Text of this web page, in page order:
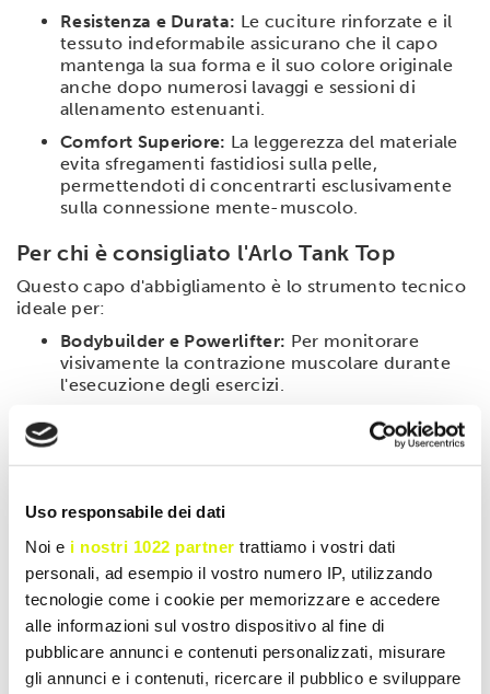
Uso responsabile dei dati
Noi e i nostri 1022 partner trattiamo i vostri dati
personali, ad esempio il vostro numero IP, utilizzando
tecnologie come i cookie per memorizzare e accedere
alle informazioni sul vostro dispositivo al fine di
pubblicare annunci e contenuti personalizzati, misurare
gli annunci e i contenuti, ricercare il pubblico e sviluppare
Resistenza e Durata: Le cuciture rinforzate e il
tessuto indeformabile assicurano che il capo
mantenga la sua forma e il suo colore originale
anche dopo numerosi lavaggi e sessioni di
allenamento estenuanti.
Comfort Superiore: La leggerezza del materiale
evita sfregamenti fastidiosi sulla pelle,
permettendoti di concentrarti esclusivamente
sulla connessione mente-muscolo.
Per chi è consigliato l'Arlo Tank Top
Questo capo d'abbigliamento è lo strumento tecnico
ideale per:
Bodybuilder e Powerlifter: Per monitorare
visivamente la contrazione muscolare durante
l'esecuzione degli esercizi.
Per chi
necessita di massima aerazione e libertà di
movimento nelle braccia e nelle spalle.
vuole rappresentare il brand Scitec Nutrition
anche attraverso l'outfit.
Guida alle taglie e cura del capo
Disponibile in diverse taglie per adattarsi a ogni tipo
di corporatura. Per preservare la qualità della stampa
e del tessuto, si consiglia il lavaggio a rovescio a
temperature non superiori ai30°Ce di evitare l'uso